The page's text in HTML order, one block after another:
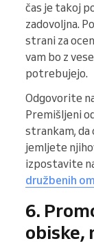
čas je takoj
zadovoljna.
strani za
vam bo z
potrebujejo.
Odgovorite
Premišljeni
strankam,
jemljete
izpostavite
družbenih
6.
obiske,